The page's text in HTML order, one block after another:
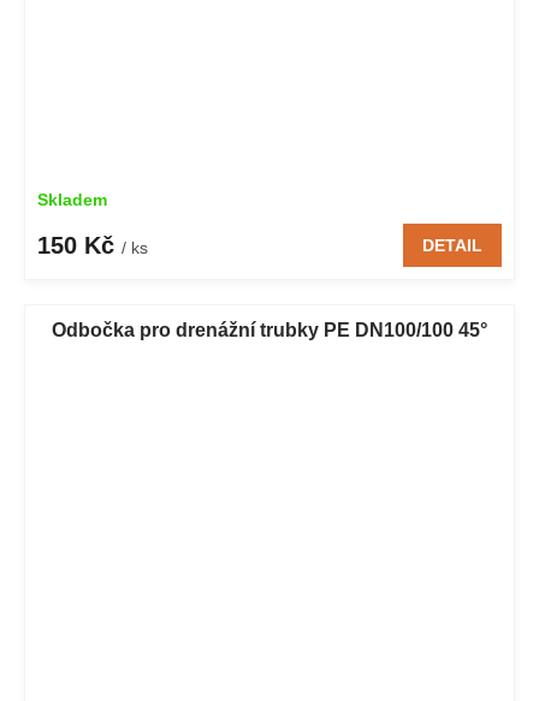
Skladem
150 Kč / ks DETAIL
Odbočka pro drenážní trubky PE DN100/100 45°